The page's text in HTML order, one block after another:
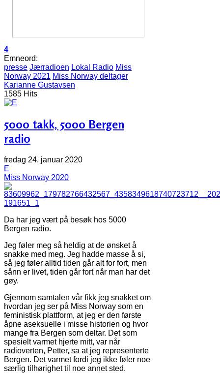
4
Emneord:
presse Jærradioen Lokal Radio Miss
Norway 2021 Miss Norway deltager
Karianne Gustavsen
1585 Hits
5000 takk, 5000 Bergen
radio
fredag 24. januar 2020
E
Miss Norway 2020
Da har jeg vært på besøk hos 5000
Bergen radio.
Jeg føler meg så heldig at de ønsket å
snakke med meg. Jeg hadde masse å si,
så jeg føler alltid tiden går alt for fort, men
sånn er livet, tiden går fort når man har det
gøy.
Gjennom samtalen vår fikk jeg snakket om
hvordan jeg ser på Miss Norway som en
feministisk plattform, at jeg er den første
åpne aseksuelle i misse historien og hvor
mange fra Bergen som deltar. Det som
spesielt varmet hjerte mitt, var når
radioverten, Petter, sa at jeg representerte
Bergen. Det varmet fordi jeg ikke føler noe
særlig tilhørighet til noe annet sted.